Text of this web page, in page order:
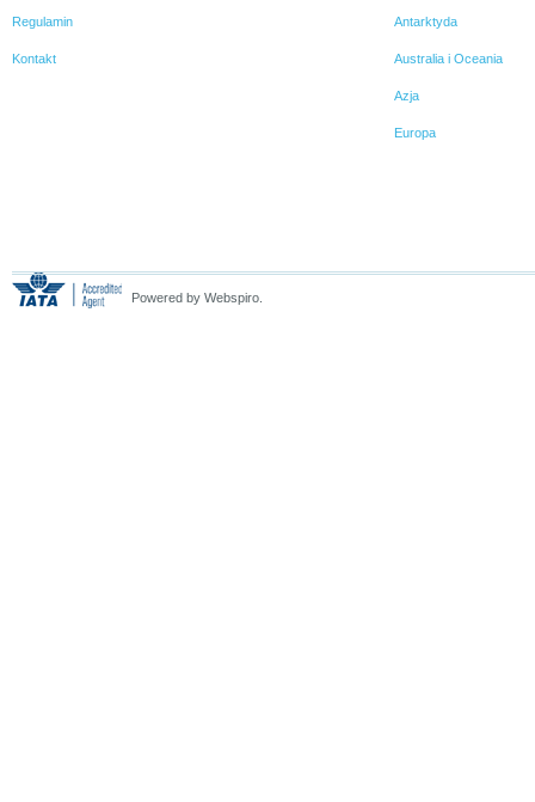
Regulamin
Kontakt
Antarktyda
Australia i Oceania
Azja
Europa
Powered by Webspiro.